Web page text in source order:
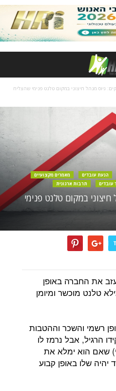
גיוס מנהל חיצוני במקום טלנט פנימי שהצליח
הנעת עובדים
מאמרים מקצועיים
עובדים תרבות ארגונית
חיצוני במקום טלנט פנימי
את החברה באופן
טלנט מוכשר ומיומן
רשמי והשכר וההטבות
הרגיל, אבל נרמז לו
שאם הוא ימלא את
שלו באופן קבוע